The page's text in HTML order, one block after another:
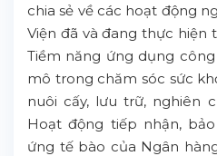
chia sẻ về các hoạt động
Viện đã và đang thực hiện
Tiềm năng ứng dụng
mô trong chăm sóc sức
nuôi cấy, lưu trữ, nghiên
Hoạt động tiếp nhận,
ứng tế bào của Ngân